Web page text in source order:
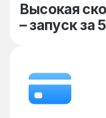
Высокая
– запуск за